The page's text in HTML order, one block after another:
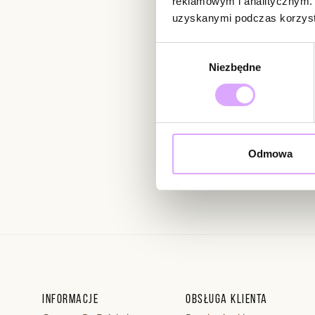
uzyskanymi podczas
Niezbędne
Odmowa
Wprowadzając i
Informacje Obsługa klienta